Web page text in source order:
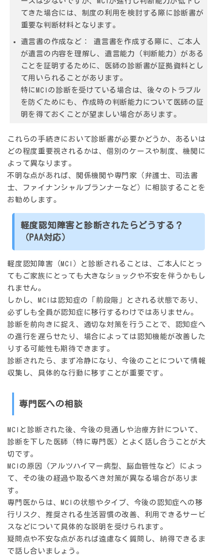
てきた場合には、制度の利用を検討する際に診断書が
重要な判断材料となります。
遺言書の作成など：
遺言書を作成する際に、ご本人
が遺言の内容を理解し、遺言能力（判断能力）がある
ことを証明するために、医師の診断書が証拠資料とし
て用いられることがあります。
特にMCIの診断を受けている場合は、後々のトラブル
を防ぐためにも、作成時の判断能力について医師の証
明を得ておくことが望ましい場合があります。
これらの手続きにおいて診断書が必要かどうか、あるいは
どの程度重要視されるかは、個別のケースや制度、機関に
よって異なります。
不明な点があれば、関係機関や専門家（弁護士、司法書
士、ファイナンシャルプランナーなど）に相談することを
お勧めします。
軽度認知障害と診断されたらどうする？
（PAA対応）
軽度認知障害（MCI）と診断されることは、ご本人にとっ
てもご家族にとっても大きなショックや不安を伴うかもし
れません。
しかし、MCIは認知症の「前段階」とされる状態であり、
必ずしも全員が認知症に移行するわけではありません。
診断を前向きに捉え、適切な対策を行うことで、認知症へ
の進行を遅らせたり、場合によっては認知機能が改善した
りする可能性も期待できます。
診断されたら、まず冷静になり、今後のことについて情報
収集し、具体的な行動に移すことが重要です。
専門医への相談
MCIと診断された後、今後の見通しや治療方針について、
診断を下した医師（特に専門医）とよく話し合うことが大
切です。
MCIの原因（アルツハイマー病型、脳血管性など）によっ
て、その後の経過や取るべき対策が異なる場合がありま
す。
専門医からは、MCIの状態やタイプ、今後の認知症への移
行リスク、推奨される生活習慣の改善、利用できるサービ
スなどについて具体的な説明を受けられます。
疑問点や不安な点があれば遠慮なく質問し、納得できるま
で話し合いましょう。